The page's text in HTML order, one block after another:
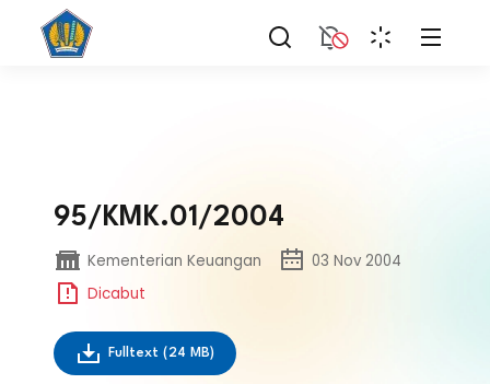
95/KMK.01/2004
Kementerian Keuangan
03 Nov 2004
Dicabut
Fulltext (24 MB)